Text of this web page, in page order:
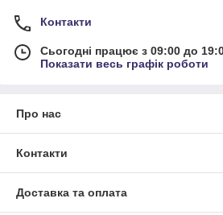
Контакти
Сьогодні працює з 09:00 до
Показати весь графік роботи
Про нас
Контакти
Доставка та оплата